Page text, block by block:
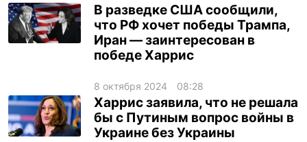
В разведке США сообщили,
что РФ хочет победы Трампа,
Иран — заинтересован в
победе Харрис
8 октября 2024 08:28
Харрис заявила, что не решала
бы с Путиным вопрос войны в
Украине без Украины